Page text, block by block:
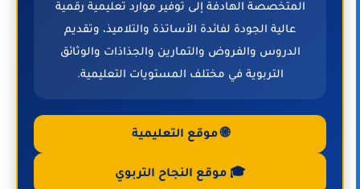
المتخصصة الهادفة إلى توفير موارد تعليمية رقمية
عالية الجودة لفائدة الأساتذة والتلاميذ، وتقديم
الدروس والفروض والتمارين والجذاذات والوثائق
التربوية في مختلف المستويات التعليمية.
🌐 موقع التعليمية
🎓 موقع النجاح التربوي